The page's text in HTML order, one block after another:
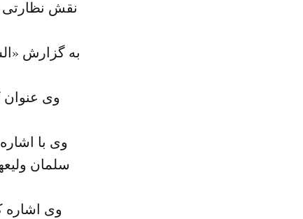
نقش نظارتی
به گزارش
وی با
سلمان
وی اشاره